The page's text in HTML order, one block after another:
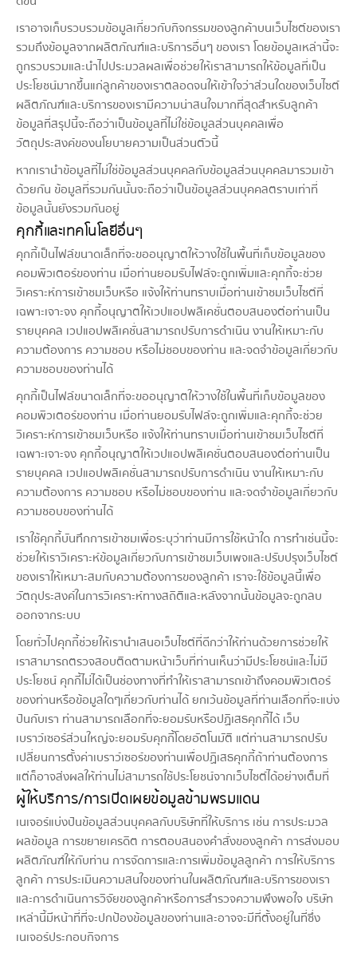
เราอาจเก็บรวบรวมข้อมูลเกี่ยวกับกิจกรรมของลูกค้าบนเว็บไซต์ของเรา
รวมถึงข้อมูลจากผลิตภัณฑ์และบริการอื่นๆ ของเรา โดยข้อมูลเหล่านี้จะ
ถูกรวบรวมและนำไปประมวลผลเพื่อช่วยให้เราสามารถให้ข้อมูลที่เป็น
ประโยชน์มากขึ้นแก่ลูกค้าของเราตลอดจนให้เข้าใจว่าส่วนใดของเว็บไซต์
ผลิตภัณฑ์และบริการของเรามีความน่าสนใจมากที่สุดสำหรับลูกค้า
ข้อมูลที่สรุปนี้จะถือว่าเป็นข้อมูลที่ไม่ใช่ข้อมูลส่วนบุคคลเพื่อ
วัตถุประสงค์ของนโยบายความเป็นส่วนตัวนี้
หากเรานำข้อมูลที่ไม่ใช่ข้อมูลส่วนบุคคลกับข้อมูลส่วนบุคคลมารวมเข้า
ด้วยกัน ข้อมูลที่รวมกันนั้นจะถือว่าเป็นข้อมูลส่วนบุคคลตราบเท่าที่
ข้อมูลนั้นยังรวมกันอยู่
คุกกี้และเทคโนโลยีอื่นๆ
คุกกี้เป็นไฟล์ขนาดเล็กที่จะขออนุญาตให้วางใช้ในพื้นที่เก็บข้อมูลของ
คอมพิวเตอร์ของท่าน เมื่อท่านยอมรับไฟล์จะถูกเพิ่มและคุกกี้จะช่วย
วิเคราะห์การเข้าชมเว็บหรือ แจ้งให้ท่านทราบเมื่อท่านเข้าชมเว็บไซต์ที่
เฉพาะเจาะจง คุกกี้อนุญาตให้เวปแอปพลิเคชั่นตอบสนองต่อท่านเป็น
รายบุคคล เวปแอปพลิเคชั่นสามารถปรับการดำเนิน งานให้เหมาะกับ
ความต้องการ ความชอบ หรือไม่ชอบของท่าน และจดจำข้อมูลเกี่ยวกับ
ความชอบของท่านได้
คุกกี้เป็นไฟล์ขนาดเล็กที่จะขออนุญาตให้วางใช้ในพื้นที่เก็บข้อมูลของ
คอมพิวเตอร์ของท่าน เมื่อท่านยอมรับไฟล์จะถูกเพิ่มและคุกกี้จะช่วย
วิเคราะห์การเข้าชมเว็บหรือ แจ้งให้ท่านทราบเมื่อท่านเข้าชมเว็บไซต์ที่
เฉพาะเจาะจง คุกกี้อนุญาตให้เวปแอปพลิเคชั่นตอบสนองต่อท่านเป็น
รายบุคคล เวปแอปพลิเคชั่นสามารถปรับการดำเนิน งานให้เหมาะกับ
ความต้องการ ความชอบ หรือไม่ชอบของท่าน และจดจำข้อมูลเกี่ยวกับ
ความชอบของท่านได้
เราใช้คุกกี้บันทึกการเข้าชมเพื่อระบุว่าท่านมีการใช้หน้าใด การทำเช่นนี้จะ
ช่วยให้เราวิเคราะห์ข้อมูลเกี่ยวกับการเข้าชมเว็บเพจและปรับปรุงเว็บไซต์
ของเราให้เหมาะสมกับความต้องการของลูกค้า เราจะใช้ข้อมูลนี้เพื่อ
วัตถุประสงค์ในการวิเคราะห์ทางสถิติและหลังจากนั้นข้อมูลจะถูกลบ
ออกจากระบบ
โดยทั่วไปคุกกี้ช่วยให้เรานำเสนอเว็บไซต์ที่ดีกว่าให้ท่านด้วยการช่วยให้
เราสามารถตรวจสอบติดตามหน้าเว็บที่ท่านเห็นว่ามีประโยชน์และไม่มี
ประโยชน์ คุกกี้ไม่ได้เป็นช่องทางที่ทำให้เราสามารถเข้าถึงคอมพิวเตอร์
ของท่านหรือข้อมูลใดๆเกี่ยวกับท่านได้ ยกเว้นข้อมูลที่ท่านเลือกที่จะแบ่ง
ปันกับเรา ท่านสามารถเลือกที่จะยอมรับหรือปฏิเสธคุกกี้ได้ เว็บ
เบราว์เซอร์ส่วนใหญ่จะยอมรับคุกกี้โดยอัตโนมัติ แต่ท่านสามารถปรับ
เปลี่ยนการตั้งค่าเบราว์เซอร์ของท่านเพื่อปฏิเสธคุกกี้ถ้าท่านต้องการ
แต่ก็อาจส่งผลให้ท่านไม่สามารถใช้ประโยชน์จากเว็บไซต์ได้อย่างเต็มที่
ผู้ให้บริการ/การเปิดเผยข้อมูลข้ามพรมแดน
เนเจอร์แบ่งปันข้อมูลส่วนบุคคลกับบริษัทที่ให้บริการ เช่น การประมวล
ผลข้อมูล การขยายเครดิต การตอบสนองคำสั่งของลูกค้า การส่งมอบ
ผลิตภัณฑ์ให้กับท่าน การจัดการและการเพิ่มข้อมูลลูกค้า การให้บริการ
ลูกค้า การประเมินความสนใจของท่านในผลิตภัณฑ์และบริการของเรา
และการดำเนินการวิจัยของลูกค้าหรือการสำรวจความพึงพอใจ บริษัท
เหล่านี้มีหน้าที่ที่จะปกป้องข้อมูลของท่านและอาจจะมีที่ตั้งอยู่ในที่ซึ่ง
เนเจอร์ประกอบกิจการ